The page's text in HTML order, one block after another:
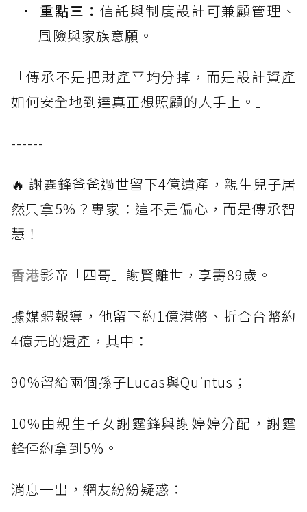
重點三：信託與制度設計可兼顧管理、
風險與家族意願。
「傳承不是把財產平均分掉，而是設計資產
如何安全地到達真正想照顧的人手上。」
------
🔥 謝霆鋒爸爸過世留下4億遺產，親生兒子居
然只拿5%？專家：這不是偏心，而是傳承智
慧！
香港影帝「四哥」謝賢離世，享壽89歲。
據媒體報導，他留下約1億港幣、折合台幣約
4億元的遺產，其中：
90%留給兩個孫子Lucas與Quintus；
10%由親生子女謝霆鋒與謝婷婷分配，謝霆
鋒僅約拿到5%。
消息一出，網友紛紛疑惑：